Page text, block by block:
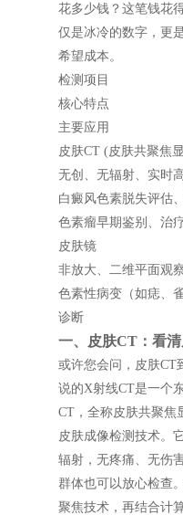
花多少钱？这笔钱花
仅是冰冷的数字，更
希望成本。
检测项目
核心特点
主要应用
皮肤CT (皮肤共聚焦
无创、无辐射、实时
白癜风色素脱失评估
色素瘤早期鉴别、治
皮肤镜
非放大、二维平面观
色素性病变（如痣、
诊断
一、皮肤CT：看
或许您会问，皮肤CT
说的X射线CT是一个
CT，全称皮肤共聚焦
皮肤成像检测技术。
辐射，无疼痛、无伤
群体也可以放心检查
聚焦技术，再结合计